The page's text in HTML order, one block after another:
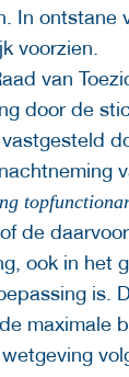
In ontstane
voorzien.
van
door de
of de
ook in het
is.
maximale